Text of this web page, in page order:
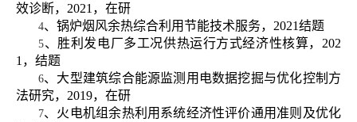
效诊断， 2021 ，在研
4、锅炉烟风余热综合利用节能技术服务， 2021结题
5、胜利发电厂多工况供热运行方式经济性核算， 202
1 ，结题
6、大型建筑综合能源监测用电数据挖掘与优化控制方
法研究， 2019，在研
7、火电机组余热利用系统经济性评价通用准则及优化